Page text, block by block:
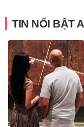
TIN NỔI BẬT